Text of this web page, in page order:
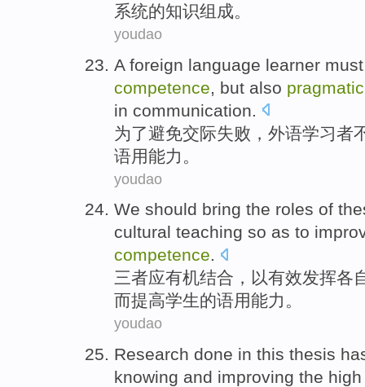
系统的知识组成。
youdao
A foreign language learner must
competence
but also pragmatic
in communication
为了避免交际失败 ， 外语学习者
语用能力。
youdao
We should bring the roles of
cultural teaching so as to
competence.
三者应有机结合，以有效发挥各
而提高学生的语用能力。
youdao
Research done in this thesis
knowing and improving the